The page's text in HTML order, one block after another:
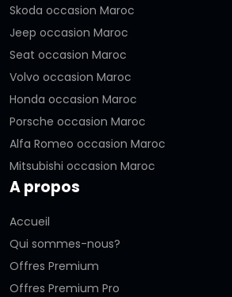
Skoda occasion Maroc
Jeep occasion Maroc
Seat occasion Maroc
Volvo occasion Maroc
Honda occasion Maroc
Porsche occasion Maroc
Alfa Romeo occasion Maroc
Mitsubishi occasion Maroc
A propos
Accueil
Qui sommes-nous?
Offres Premium
Offres Premium Pro